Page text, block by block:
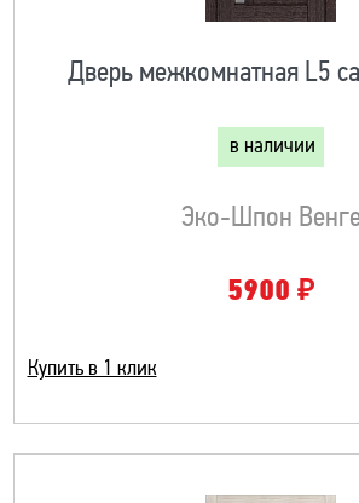
Дверь межкомнатная L5
в наличии
Эко-Шпон
5900 ₽
Купить в 1 клик